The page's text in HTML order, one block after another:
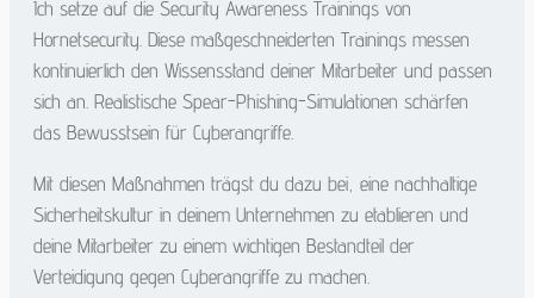
Ich setze auf die Security Awareness Trainings von
Hornetsecurity. Diese maßgeschneiderten Trainings messen
kontinuierlich den Wissensstand deiner Mitarbeiter und passen
sich an. Realistische Spear-Phishing-Simulationen schärfen
das Bewusstsein für Cyberangriffe.
Mit diesen Maßnahmen trägst du dazu bei, eine nachhaltige
Sicherheitskultur in deinem Unternehmen zu etablieren und
deine Mitarbeiter zu einem wichtigen Bestandteil der
Verteidigung gegen Cyberangriffe zu machen.